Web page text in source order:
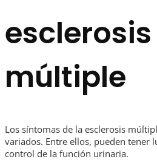
esclerosis
múltiple
Los síntomas de la esclerosis
variados. Entre ellos, pueden tener
control de la función urinaria.